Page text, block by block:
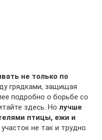
не только по
грядками, защищая
подробно о борьбе со
здесь. Но лучше
птицы, ежи и
не так и трудно.